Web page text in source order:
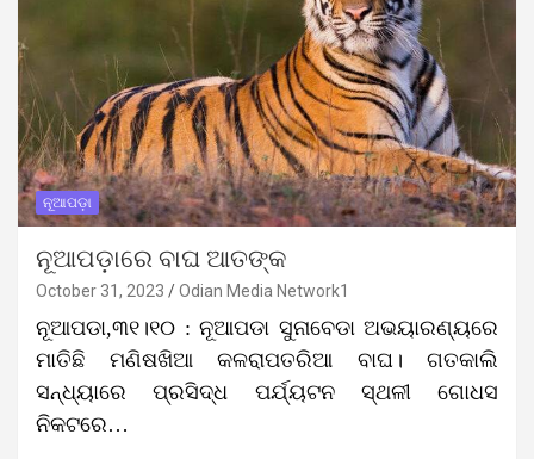
ନୂଆପଡ଼ା
ନୂଆପଡ଼ାରେ ବାଘ ଆତଙ୍କ
October 31, 2023 Odian Media Network1
ନୂଆପଡା,୩୧।୧୦ : ନୂଆପଡା ସୁନାବେଡା ଅଭୟାରଣ୍ୟରେ
ମାତିଛି ମଣିଷଖିଆ କଳରାପତରିଆ ବାଘ। ଗତକାଲି
ସନ୍ଧ୍ୟାରେ ପ୍ରସିଦ୍ଧ ପର୍ଯ୍ୟଟନ ସ୍ଥଳୀ ଗୋଧସ
ନିକଟରେ…